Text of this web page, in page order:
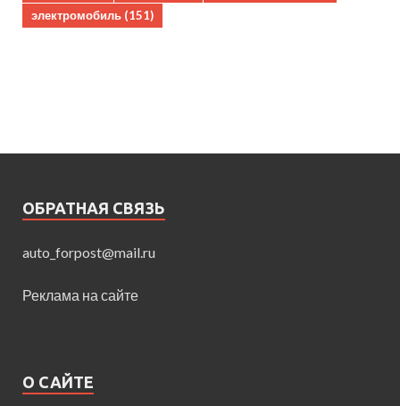
электромобиль (151)
ОБРАТНАЯ СВЯЗЬ
auto_forpost@mail.ru
Реклама на сайте
О САЙТЕ